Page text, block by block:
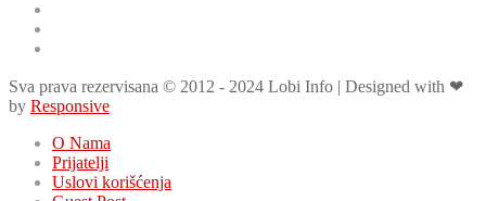
Sva prava rezervisana © 2012 - 2024 Lobi Info | Designed with ❤
by Responsive
O Nama
Prijatelji
Uslovi korišćenja